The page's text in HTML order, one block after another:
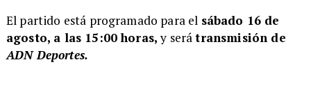
El partido está programado para el sábado 16 de
agosto, a las 15:00 horas,y serátransmisión de
ADN Deportes.